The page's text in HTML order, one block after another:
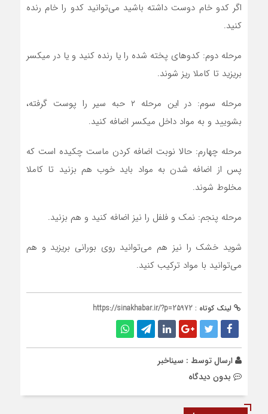
اگر کدو خام دوست داشته باشید می‌توانید کدو را خام رنده
کنید.
مرحله دوم: کدوهای پخته شده را یا رنده کنید و یا در میکسر
بریزید تا کاملا ریز شوند.
مرحله سوم: در این مرحله ۲ حبه سیر را پوست گرفته،
بشویید و به مواد داخل میکسر اضافه کنید.
مرحله چهارم: حالا نوبت اضافه کردن ماست چکیده است که
پس از اضافه شدن به مواد باید خوب هم بزنید تا کاملا
مخلوط شوند.
مرحله پنجم: نمک و فلفل را نیز اضافه کنید و هم بزنید.
شوید خشک را نیز هم می‌توانید روی بورانی بریزید و هم
می‌توانید با مواد ترکیب کنید.
لینک کوتاه : https://sinakhabar.ir/?p=25972
ارسال توسط : سیناخبر
بدون دیدگاه